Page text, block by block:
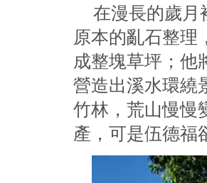
在漫長的歲月
原本的亂石整理
成整塊草坪；他
營造出溪水環
竹林，荒山慢慢
產，可是伍德福